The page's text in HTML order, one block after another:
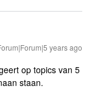
years ago
op topics van 5
staan.